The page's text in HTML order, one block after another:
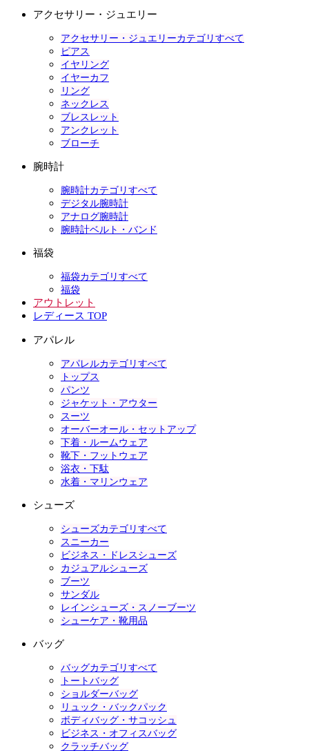
アクセサリー・ジュエリー
アクセサリー・ジュエリーカテゴリすべて
ピアス
イヤリング
イヤーカフ
リング
ネックレス
ブレスレット
アンクレット
ブローチ
腕時計
腕時計カテゴリすべて
デジタル腕時計
アナログ腕時計
腕時計ベルト・バンド
福袋
福袋カテゴリすべて
福袋
アウトレット
レディース TOP
アパレル
アパレルカテゴリすべて
トップス
パンツ
ジャケット・アウター
スーツ
オーバーオール・セットアップ
下着・ルームウェア
靴下・フットウェア
浴衣・下駄
水着・マリンウェア
シューズ
シューズカテゴリすべて
スニーカー
ビジネス・ドレスシューズ
カジュアルシューズ
ブーツ
サンダル
レインシューズ・スノーブーツ
シューケア・靴用品
バッグ
バッグカテゴリすべて
トートバッグ
ショルダーバッグ
リュック・バックパック
ボディバッグ・サコッシュ
ビジネス・オフィスバッグ
クラッチバッグ